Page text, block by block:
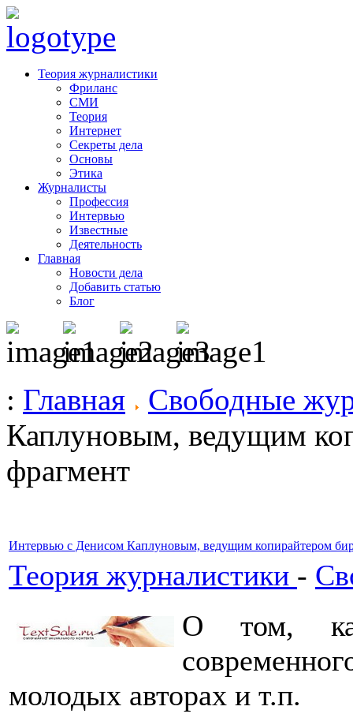
Теория журналистики
Фриланс
СМИ
Теория
Интернет
Секреты дела
Основы
Этика
Журналисты
Профессия
Интервью
Известные
Деятельность
Главная
Новости дела
Добавить статью
Блог
: Главная
Свободные
Каплуновым, ведущим
фрагмент
Интервью с Денисом Каплуновым, ведущим копирайтером
Теория журналистики -
О том,
молодых авторах и т.п.